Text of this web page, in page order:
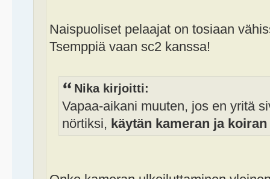
Naispuoliset pelaajat on tosiaan
Tsemppiä vaan sc2 kanssa!
Nika kirjoitti:
Vapaa-aikani muuten, jos en yritä
nörtiksi, käytän kameran ja